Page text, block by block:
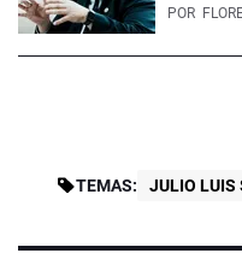
POR
TEMAS: JULIO LUIS